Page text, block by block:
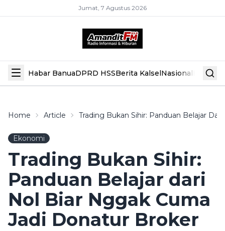
Jumat, 7 Agustus 2026
Habar BanuaDPRD HSSBerita KalselNasional Hiburan
Home Article Trading Bukan Sihir: Panduan Belajar
Ekonomi
Trading Bukan Sihir:
Panduan Belajar dari
Nol Biar Nggak Cuma
Jadi Donatur Broker